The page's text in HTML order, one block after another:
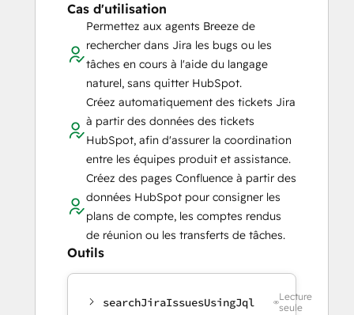
Cas d'utilisation
Permettez aux agents Breeze de
rechercher dans Jira les bugs ou les
tâches en cours à l'aide du langage
naturel, sans quitter HubSpot.
Créez automatiquement des tickets Jira
à partir des données des tickets
HubSpot, afin d'assurer la coordination
entre les équipes produit et assistance.
Créez des pages Confluence à partir des
données HubSpot pour consigner les
plans de compte, les comptes rendus
de réunion ou les transferts de tâches.
Outils
searchJiraIssuesUsingJql
Lecture
seule